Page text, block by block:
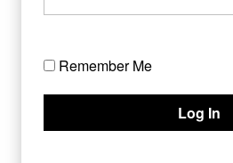
Remember Me